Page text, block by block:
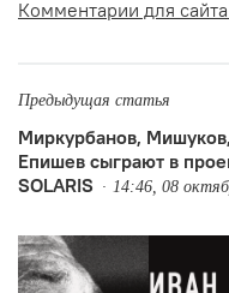
Комментарии для сайта
Предыдущая статья
Миркурбанов, Мишуков,
Епишев сыграют в
SOLARIS
14:46, 08